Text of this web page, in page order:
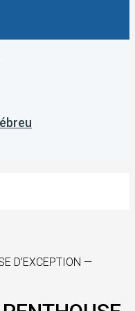
D’EXCEPTION —